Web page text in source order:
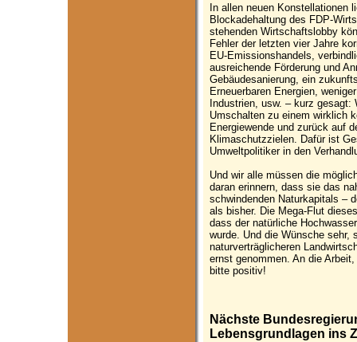
In allen neuen Konstellationen
Blockadehaltung des FDP-
stehenden Wirtschaftslobby
Fehler der letzten vier Jahre
EU-Emissionshandels,
ausreichende Förderung und
Gebäudesanierung, ein
Erneuerbaren Energien,
Industrien, usw. – kurz gesagt:
Umschalten zu einem wirklich
Energiewende und zurück auf
Klimaschutzzielen. Dafür ist
Umweltpolitiker in den
Und wir alle müssen die
daran erinnern, dass sie das
schwindenden Naturkapitals –
als bisher. Die Mega-Flut
dass der natürliche
wurde. Und die Wünsche sehr,
naturverträglicheren
ernst genommen. An die
bitte positiv!
Nächste
Lebensgrundlagen ins